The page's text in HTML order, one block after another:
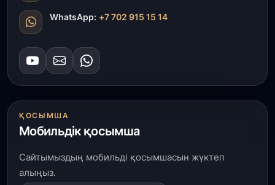
31 шілде, 2026
толық ауыз сумен қамтылды
30 шілде, 2026
Түркістанда «Арыс-2» және Темір ауылының
Қордайлық қыз-келіншектер ұлттық нақыштағы
креативті бұйымдар шығаруда
WhatsApp: +7 702 915 15 14
ҚОСЫМША
Мобильдік қосымша
Сайтымыздың мобильді қосымшасын жүктеп
алыңыз.